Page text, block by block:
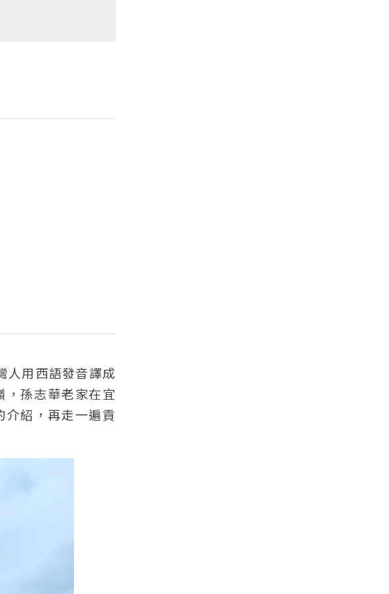
人用西語發音譯成
孫志華老家在宜
紹，再走一遍貢